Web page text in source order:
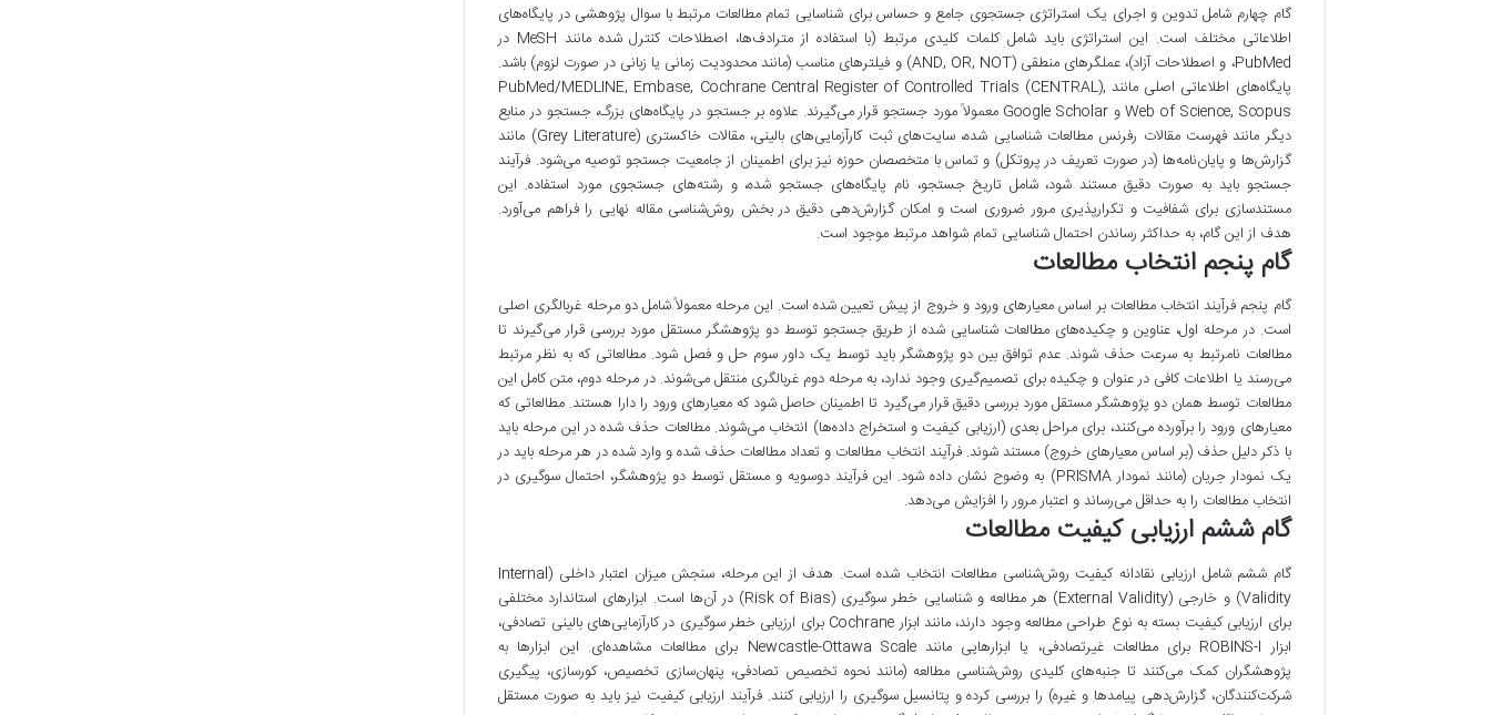
گام چهارم شامل تدوین و اجرای یک استراتژی جستجوی جامع و حساس برای شناسایی تمام مطالعات مرتبط با سوال پژوهشی در پایگاه‌های
اطلاعاتی مختلف است. این استراتژی باید شامل کلمات کلیدی مرتبط (با استفاده از مترادف‌ها، اصطلاحات کنترل شده مانند MeSH در
PubMed، و اصطلاحات آزاد)، عملگرهای منطقی (AND, OR, NOT) و فیلترهای مناسب (مانند محدودیت زمانی یا زبانی در صورت لزوم) باشد.
پایگاه‌های اطلاعاتی اصلی مانند PubMed/MEDLINE, Embase, Cochrane Central Register of Controlled Trials (CENTRAL),
Web of Science, Scopus و Google Scholar معمولاً مورد جستجو قرار می‌گیرند. علاوه بر جستجو در پایگاه‌های بزرگ، جستجو در منابع
دیگر مانند فهرست مقالات رفرنس مطالعات شناسایی شده، سایت‌های ثبت کارآزمایی‌های بالینی، مقالات خاکستری (Grey Literature) مانند
گزارش‌ها و پایان‌نامه‌ها (در صورت تعریف در پروتکل) و تماس با متخصصان حوزه نیز برای اطمینان از جامعیت جستجو توصیه می‌شود. فرآیند
جستجو باید به صورت دقیق مستند شود، شامل تاریخ جستجو، نام پایگاه‌های جستجو شده، و رشته‌های جستجوی مورد استفاده. این
مستندسازی برای شفافیت و تکرارپذیری مرور ضروری است و امکان گزارش‌دهی دقیق در بخش روش‌شناسی مقاله نهایی را فراهم می‌آورد.
هدف از این گام، به حداکثر رساندن احتمال شناسایی تمام شواهد مرتبط موجود است.
گام پنجم انتخاب مطالعات
گام پنجم فرآیند انتخاب مطالعات بر اساس معیارهای ورود و خروج از پیش تعیین شده است. این مرحله معمولاً شامل دو مرحله غربالگری اصلی
است. در مرحله اول، عناوین و چکیده‌های مطالعات شناسایی شده از طریق جستجو توسط دو پژوهشگر مستقل مورد بررسی قرار می‌گیرند تا
مطالعات نامرتبط به سرعت حذف شوند. عدم توافق بین دو پژوهشگر باید توسط یک داور سوم حل و فصل شود. مطالعاتی که به نظر مرتبط
می‌رسند یا اطلاعات کافی در عنوان و چکیده برای تصمیم‌گیری وجود ندارد، به مرحله دوم غربالگری منتقل می‌شوند. در مرحله دوم، متن کامل این
مطالعات توسط همان دو پژوهشگر مستقل مورد بررسی دقیق قرار می‌گیرد تا اطمینان حاصل شود که معیارهای ورود را دارا هستند. مطالعاتی که
معیارهای ورود را برآورده می‌کنند، برای مراحل بعدی (ارزیابی کیفیت و استخراج داده‌ها) انتخاب می‌شوند. مطالعات حذف شده در این مرحله باید
با ذکر دلیل حذف (بر اساس معیارهای خروج) مستند شوند. فرآیند انتخاب مطالعات و تعداد مطالعات حذف شده و وارد شده در هر مرحله باید در
یک نمودار جریان (مانند نمودار PRISMA) به وضوح نشان داده شود. این فرآیند دوسویه و مستقل توسط دو پژوهشگر، احتمال سوگیری در
انتخاب مطالعات را به حداقل می‌رساند و اعتبار مرور را افزایش می‌دهد.
گام ششم ارزیابی کیفیت مطالعات
گام ششم شامل ارزیابی نقادانه کیفیت روش‌شناسی مطالعات انتخاب شده است. هدف از این مرحله، سنجش میزان اعتبار داخلی (Internal
Validity) و خارجی (External Validity) هر مطالعه و شناسایی خطر سوگیری (Risk of Bias) در آن‌ها است. ابزارهای استاندارد مختلفی
برای ارزیابی کیفیت بسته به نوع طراحی مطالعه وجود دارند، مانند ابزار Cochrane برای ارزیابی خطر سوگیری در کارآزمایی‌های بالینی تصادفی،
ابزار ROBINS-I برای مطالعات غیرتصادفی، یا ابزارهایی مانند Newcastle-Ottawa Scale برای مطالعات مشاهده‌ای. این ابزارها به
پژوهشگران کمک می‌کنند تا جنبه‌های کلیدی روش‌شناسی مطالعه (مانند نحوه تخصیص تصادفی، پنهان‌سازی تخصیص، کورسازی، پیگیری
شرکت‌کنندگان، گزارش‌دهی پیامدها و غیره) را بررسی کرده و پتانسیل سوگیری را ارزیابی کنند. فرآیند ارزیابی کیفیت نیز باید به صورت مستقل